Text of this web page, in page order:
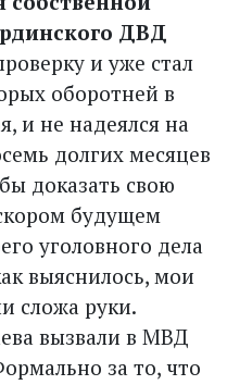
ДВД
и уже стал
оборотней в
и не надеялся на
долгих месяцев
доказать свою
будущем
уголовного дела
выяснилось, мои
сложа руки.
вызвали в МВД
за то, что